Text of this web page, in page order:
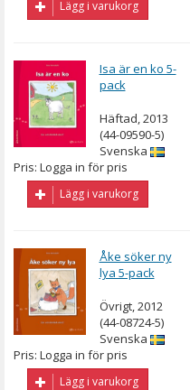
Lägg i varukorg
Isa är en ko 5-
pack
Häftad, 2013
(44-09590-5)
Svenska
Pris: Logga in för pris
Lägg i varukorg
Åke söker ny
lya 5-pack
Övrigt, 2012
(44-08724-5)
Svenska
Pris: Logga in för pris
Lägg i varukorg